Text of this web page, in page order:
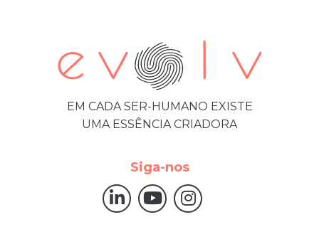
EM CADA SER-HUMANO EXISTE
UMA ESSÊNCIA CRIADORA
Siga-nos